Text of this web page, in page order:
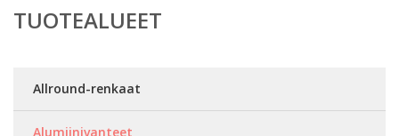
TUOTEALUEET
Allround-renkaat
Alumiinivanteet